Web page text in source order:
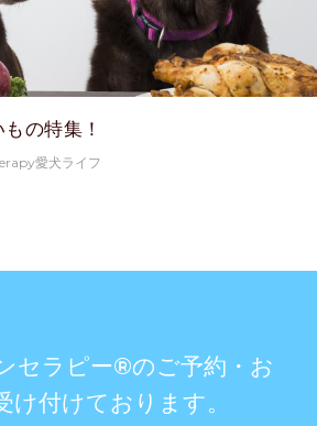
の特集！
愛犬ライフ
セラピー®のご予約・お
け付けております。